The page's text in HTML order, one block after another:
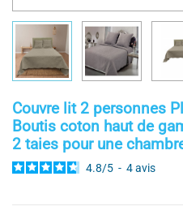
Couvre lit 2 personnes
Boutis coton haut de
2 taies pour une
4.8/5 - 4avis